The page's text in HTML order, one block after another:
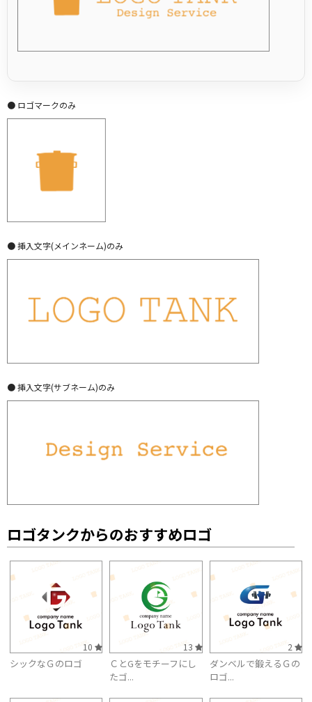
● ロゴマークのみ
● 挿入文字(メインネーム)のみ
● 挿入文字(サブネーム)のみ
ロゴタンクからのおすすめロゴ
10
シックなＧのロゴ
13
ＣとGをモチーフにし
たゴ...
2
ダンベルで鍛えるＧの
ロゴ...